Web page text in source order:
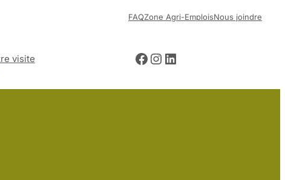
FAQZone Agri-EmploisNous joindre
visite Facebook Instagram LinkedIn